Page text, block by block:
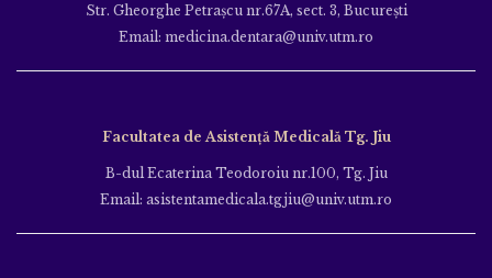
Str. Gheorghe Petraşcu nr.67A, sect. 3, Bucureşti
Email: medicina.dentara@univ.utm.ro
Facultatea de Asistență Medicală Tg. Jiu
B-dul Ecaterina Teodoroiu nr.100, Tg. Jiu
Email: asistentamedicala.tgjiu@univ.utm.ro